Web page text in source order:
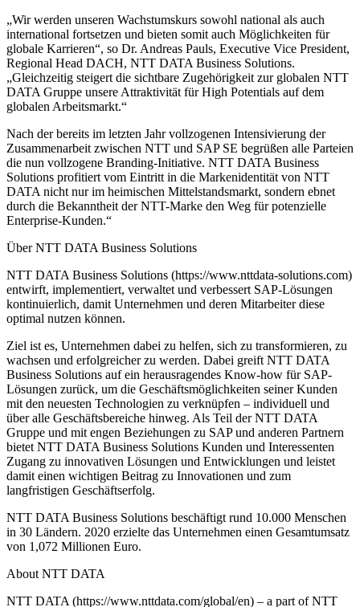
„Wir werden unseren Wachstumskurs sowohl national als auch
international fortsetzen und bieten somit auch Möglichkeiten für
globale Karrieren“, so Dr. Andreas Pauls, Executive Vice President,
Regional Head DACH, NTT DATA Business Solutions.
„Gleichzeitig steigert die sichtbare Zugehörigkeit zur globalen NTT
DATA Gruppe unsere Attraktivität für High Potentials auf dem
globalen Arbeitsmarkt.“
Nach der bereits im letzten Jahr vollzogenen Intensivierung der
Zusammenarbeit zwischen NTT und SAP SE begrüßen alle Parteien
die nun vollzogene Branding-Initiative. NTT DATA Business
Solutions profitiert vom Eintritt in die Markenidentität von NTT
DATA nicht nur im heimischen Mittelstandsmarkt, sondern ebnet
durch die Bekanntheit der NTT-Marke den Weg für potenzielle
Enterprise-Kunden.“
Über NTT DATA Business Solutions
NTT DATA Business Solutions (https://www.nttdata-solutions.com)
entwirft, implementiert, verwaltet und verbessert SAP-Lösungen
kontinuierlich, damit Unternehmen und deren Mitarbeiter diese
optimal nutzen können.
Ziel ist es, Unternehmen dabei zu helfen, sich zu transformieren, zu
wachsen und erfolgreicher zu werden. Dabei greift NTT DATA
Business Solutions auf ein herausragendes Know-how für SAP-
Lösungen zurück, um die Geschäftsmöglichkeiten seiner Kunden
mit den neuesten Technologien zu verknüpfen – individuell und
über alle Geschäftsbereiche hinweg. Als Teil der NTT DATA
Gruppe und mit engen Beziehungen zu SAP und anderen Partnern
bietet NTT DATA Business Solutions Kunden und Interessenten
Zugang zu innovativen Lösungen und Entwicklungen und leistet
damit einen wichtigen Beitrag zu Innovationen und zum
langfristigen Geschäftserfolg.
NTT DATA Business Solutions beschäftigt rund 10.000 Menschen
in 30 Ländern. 2020 erzielte das Unternehmen einen Gesamtumsatz
von 1,072 Millionen Euro.
About NTT DATA
NTT DATA (https://www.nttdata.com/global/en) – a part of NTT